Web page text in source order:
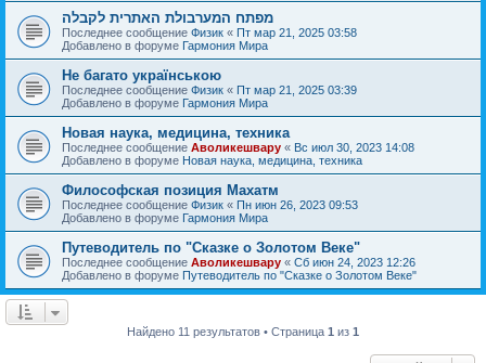
מפתח המערבולת האתרית לקבלה
Последнее сообщение Физик « Пт мар 21, 2025 03:58
Добавлено в форуме Гармония Мира
Не багато українською
Последнее сообщение Физик « Пт мар 21, 2025 03:39
Добавлено в форуме Гармония Мира
Новая наука, медицина, техника
Последнее сообщение Аволикешвару « Вс июл 30, 2023 14:08
Добавлено в форуме Новая наука, медицина, техника
Философская позиция Махатм
Последнее сообщение Физик « Пн июн 26, 2023 09:53
Добавлено в форуме Гармония Мира
Путеводитель по "Сказке о Золотом Веке"
Последнее сообщение Аволикешвару « Сб июн 24, 2023 12:26
Добавлено в форуме Путеводитель по "Сказке о Золотом Веке"
Найдено 11 результатов • Страница 1 из 1